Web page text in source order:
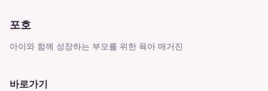
포호
아이와 함께 성장하는 부모를 위한 육아 매거진
바로가기